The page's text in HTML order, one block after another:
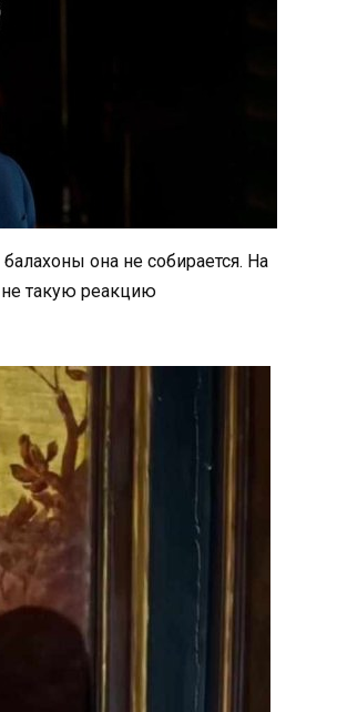
она не собирается. На
не такую реакцию